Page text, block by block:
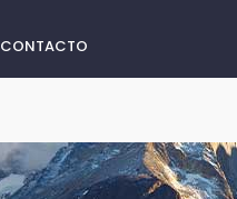
CONTACTO